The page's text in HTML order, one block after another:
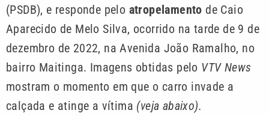
(PSDB), e responde pelo atropelamento de Caio
Aparecido de Melo Silva, ocorrido na tarde de 9 de
dezembro de 2022, na Avenida João Ramalho, no
bairro Maitinga. Imagens obtidas pelo VTV News
mostram o momento em que o carro invade a
calçada e atinge a vítima (veja abaixo).